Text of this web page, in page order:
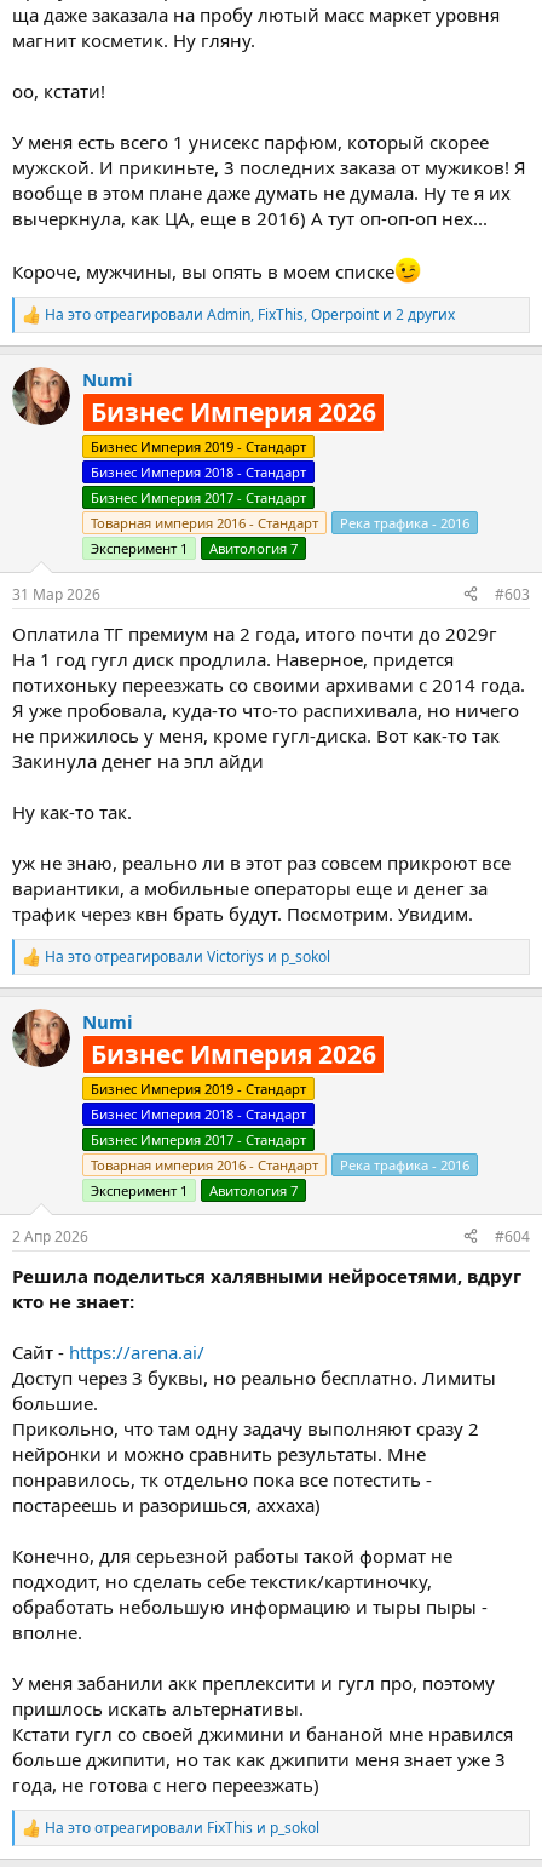
ща даже заказала на пробу лютый масс маркет уровня
магнит косметик. Ну гляну.
оо, кстати!
У меня есть всего 1 унисекс парфюм, который скорее
мужской. И прикиньте, 3 последних заказа от мужиков! Я
вообще в этом плане даже думать не думала. Ну те я их
вычеркнула, как ЦА, еще в 2016) А тут оп-оп-оп нех...
Короче, мужчины, вы опять в моем списке
Р
е
к
ц
и
На это отреагировали Admin, FixThis,Operpoint и 2 других
Numi
Бизнес Империя 2026
Бизнес Империя 2019 - Стандарт
Бизнес Империя 2018 - Стандарт
Бизнес Империя 2017 - Стандарт
Товарная империя 2016 - Стандарт
Река трафика - 2016
Эксперимент 1
Авитология 7
31 Мар 2026 #603
Оплатила ТГ премиум на 2 года, итого почти до 2029г
На 1 год гугл диск продлила. Наверное, придется
потихоньку переезжать со своими архивами с 2014 года.
Я уже пробовала, куда-то что-то распихивала, но ничего
не прижилось у меня, кроме гугл-диска. Вот как-то так
Закинула денег на эпл айди
Ну как-то так.
уж не знаю, реально ли в этот раз совсем прикроют все
вариантики, а мобильные операторы еще и денег за
трафик через квн брать будут. Посмотрим. Увидим.
Р
е
к
ц
и
На это отреагировали Victoriys и p_sokol
Numi
Бизнес Империя 2026
Бизнес Империя 2019 - Стандарт
Бизнес Империя 2018 - Стандарт
Бизнес Империя 2017 - Стандарт
Товарная империя 2016 - Стандарт
Река трафика - 2016
Эксперимент 1
Авитология 7
2 Апр 2026 #604
Решила поделиться халявными нейросетями, вдруг
кто не знает:
Сайт - https://arena.ai/
Доступ через 3 буквы, но реально бесплатно. Лимиты
большие.
Прикольно, что там одну задачу выполняют сразу 2
нейронки и можно сравнить результаты. Мне
понравилось, тк отдельно пока все потестить -
постареешь и разоришься, аххаха)
Конечно, для серьезной работы такой формат не
подходит, но сделать себе текстик/картиночку,
обработать небольшую информацию и тыры пыры -
вполне.
У меня забанили акк преплексити и гугл про, поэтому
пришлось искать альтернативы.
Кстати гугл со своей джимини и бананой мне нравился
больше джипити, но так как джипити меня знает уже 3
года, не готова с него переезжать)
Р
е
На это отреагировали FixThis и p_sokol